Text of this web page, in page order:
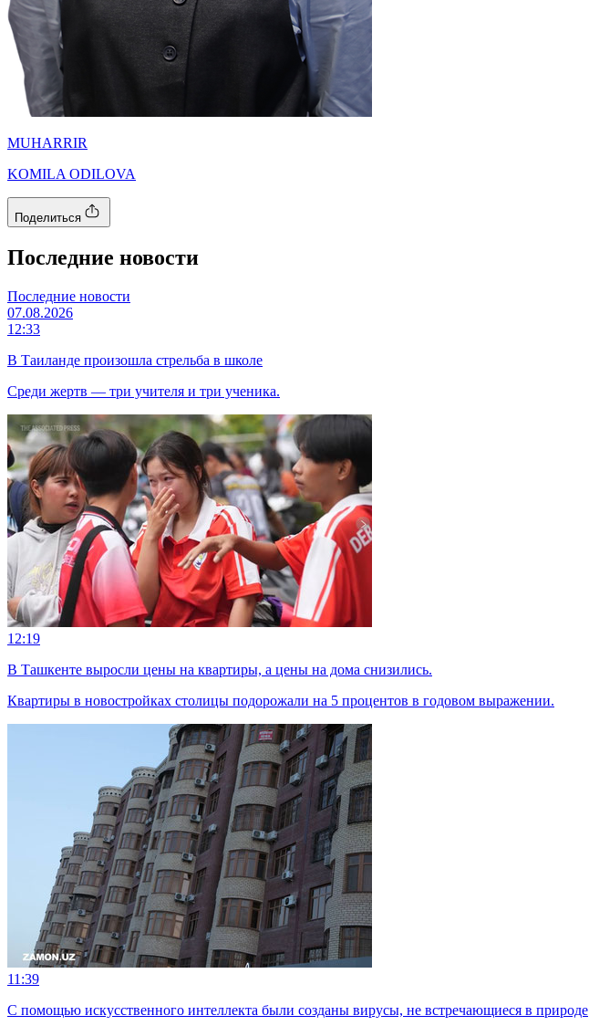
MUHARRIR
KOMILA ODILOVA
Поделиться
Последние новости
Последние новости
07.08.2026
12:33
В Таиланде произошла стрельба в школе
Среди жертв — три учителя и три ученика.
12:19
В Ташкенте выросли цены на квартиры, а цены на дома снизились.
Квартиры в новостройках столицы подорожали на 5 процентов в годовом выражении.
11:39
С помощью искусственного интеллекта были созданы вирусы, не встречающиеся в природе